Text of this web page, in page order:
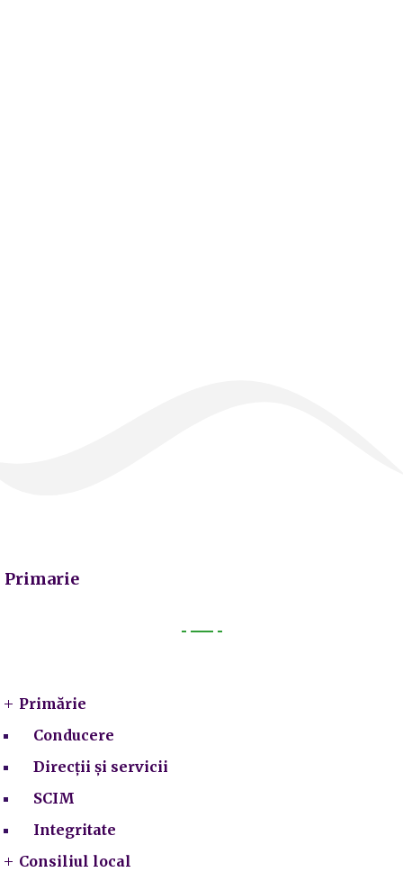
Primarie
Primărie
Conducere
Direcții și servicii
SCIM
Integritate
Consiliul local